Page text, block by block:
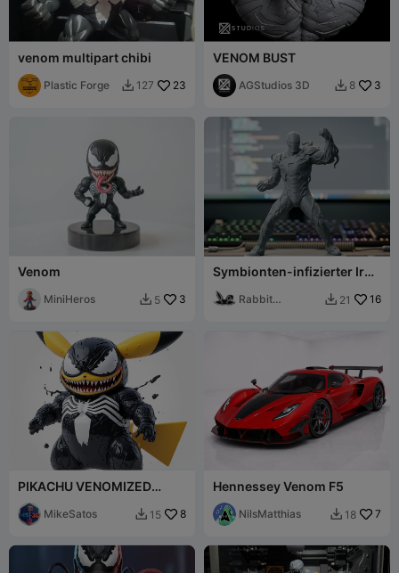
venom multipart chibi
Plastic Forge  127 23
VENOM BUST
AGStudios 3D  8 3
Venom
MiniHeros  5 3
Symbionten-infizierter Iron
Rabbit
 21 16
PIKACHU VENOMIZED
FIGURE
MikeSatos  15 8
Hennessey Venom F5
NilsMatthias  18 7